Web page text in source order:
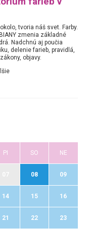
tvoria náš svet. Farby.
zmenia základné
Nadchnú aj poučia
delenie farieb, pravidlá,
objavy.
PI SO NE
08 09
14 15 16
21 22 23